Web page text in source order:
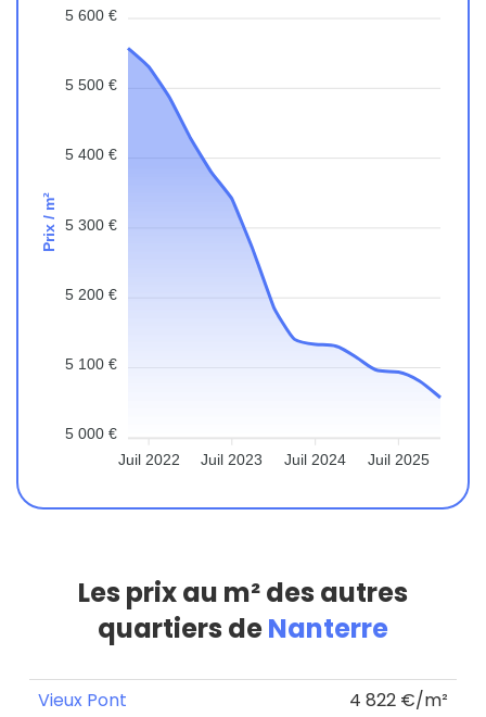
5 600 €
5 500 €
5 400 €
5 300 €
5 200 €
5 100 €
5 000 €
Prix / m²
Juil 2022 Juil 2023 Juil 2024 Juil 2025
Les prix au m² des autres
quartiers deNanterre
Vieux Pont 4 822 €/m²